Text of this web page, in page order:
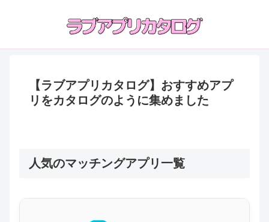
【ラブアプリカタログ】おすすめアプ
リをカタログのように集めました
人気のマッチングアプリ一覧